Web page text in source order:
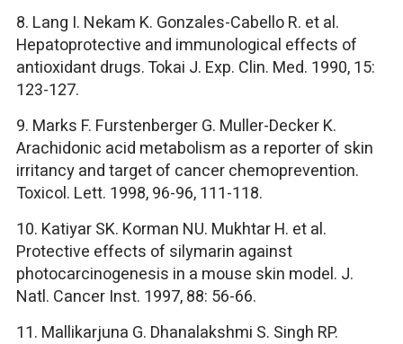
8. Lang I. Nekam K. Gonzales-Cabello R. et al.
Hepatoprotective and immunological effects of
antioxidant drugs. Tokai J. Exp. Clin. Med. 1990, 15:
123-127.
9. Marks F. Furstenberger G. Muller-Decker K.
Arachidonic acid metabolism as a reporter of skin
irritancy and target of cancer chemoprevention.
Toxicol. Lett. 1998, 96-96, 111-118.
10. Katiyar SK. Korman NU. Mukhtar H. et al.
Protective effects of silymarin against
photocarcinogenesis in a mouse skin model. J.
Natl. Cancer Inst. 1997, 88: 56-66.
11. Mallikarjuna G. Dhanalakshmi S. Singh RP.